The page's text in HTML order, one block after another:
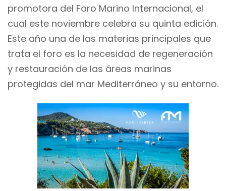
promotora del Foro Marino Internacional, el
cual este noviembre celebra su quinta edición.
Este año una de las materias principales que
trata el foro es la necesidad de regeneración
y restauración de las áreas marinas
protegidas del mar Mediterráneo y su entorno.